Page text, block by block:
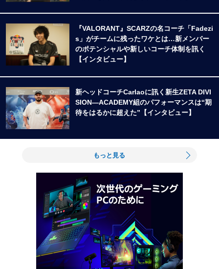
『VALORANT』SCARZの名コーチ「Fadezi
s」がチームに残ったワケとは…新メンバー
のポテンシャルや新しいコーチ体制を訊く
【インタビュー】
新ヘッドコーチCarlaoに訊く新生ZETA DIVI
SION―ACADEMY組のパフォーマンスは“期
待をはるかに超えた”【インタビュー】
もっと見る